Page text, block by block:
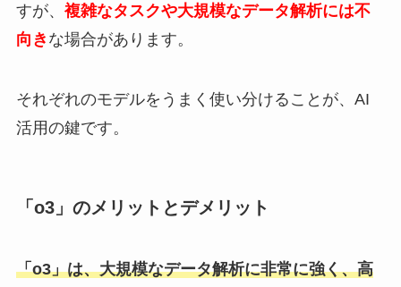
すが、 複雑なタスクや大規模なデータ解析には不
向き な場合があります。
それぞれのモデルをうまく使い分けることが、AI
活用の鍵です。
「o3」のメリットとデメリット
「o3」は、大規模なデータ解析に非常に強く、高